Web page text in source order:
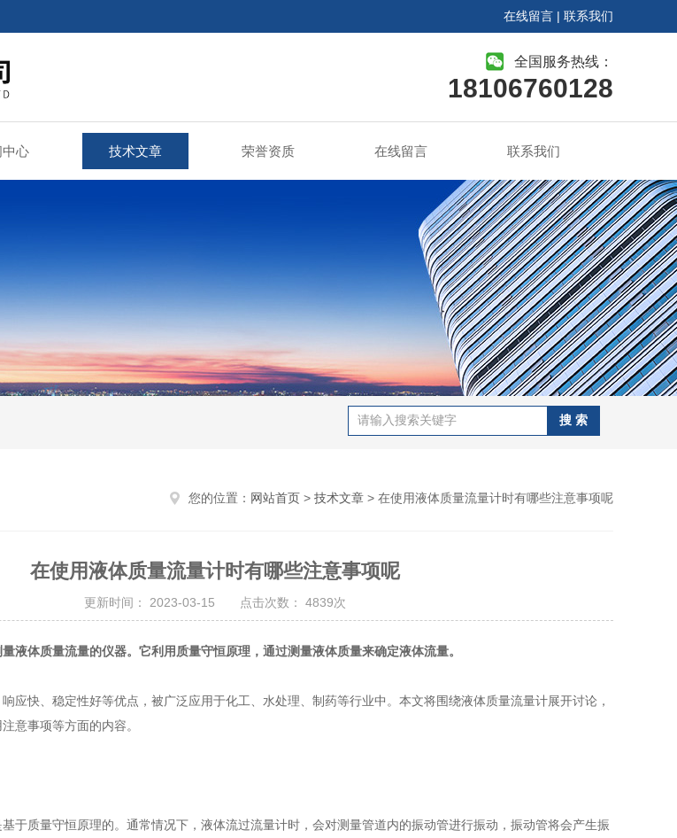
在线留言 | 联系我们
全国服务热线：
18106760128
中心 技术文章 荣誉资质 在线留言 联系我们
您的位置： 网站首页 > 技术文章 > 在使用液体质量流量计时有哪些注意事项呢
在使用液体质量流量计时有哪些注意事项呢
更新时间： 2023-03-15 点击次数： 4839次
液体质量流量的仪器。它利用质量守恒原理，通过测量液体质量来确定液体流量。
快、稳定性好等优点，被广泛应用于化工、水处理、制药等行业中。本文将围绕液体质量流量计展开讨论，
意事项等方面的内容。
质量守恒原理的。通常情况下，液体流过流量计时，会对测量管道内的振动管进行振动，振动管将会产生振